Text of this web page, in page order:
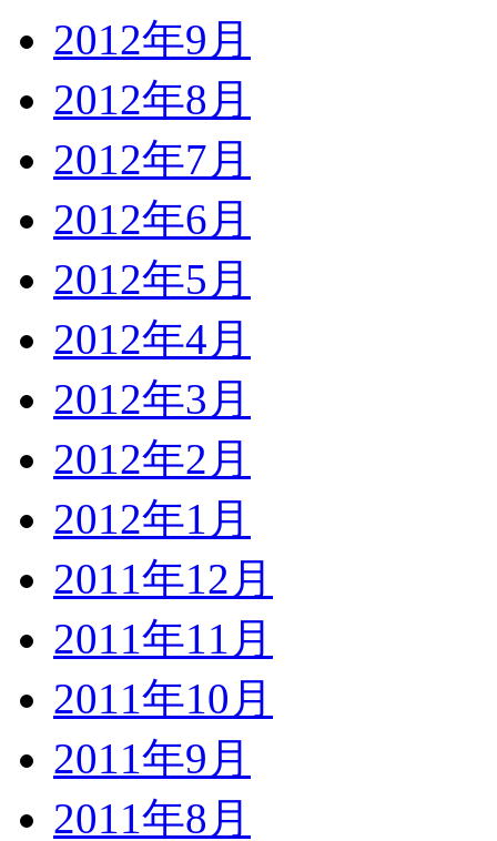
2012年9月
2012年8月
2012年7月
2012年6月
2012年5月
2012年4月
2012年3月
2012年2月
2012年1月
2011年12月
2011年11月
2011年10月
2011年9月
2011年8月